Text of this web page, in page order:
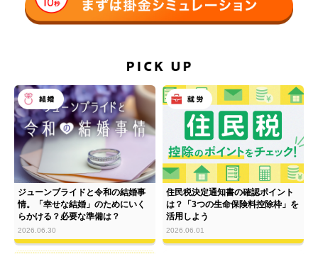
ジューンブライドと令和の結婚事
情。「幸せな結婚」のためにいく
らかける？必要な準備は？
2026.06.30
住民税決定通知書の確認ポイント
は？「3つの生命保険料控除枠」を
活用しよう
2026.06.01